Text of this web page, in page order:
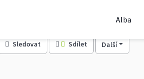
Alba
Sledovat Sdílet
Další